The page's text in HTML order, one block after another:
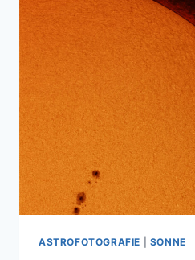
ASTROFOTOGRAFIE SONNE